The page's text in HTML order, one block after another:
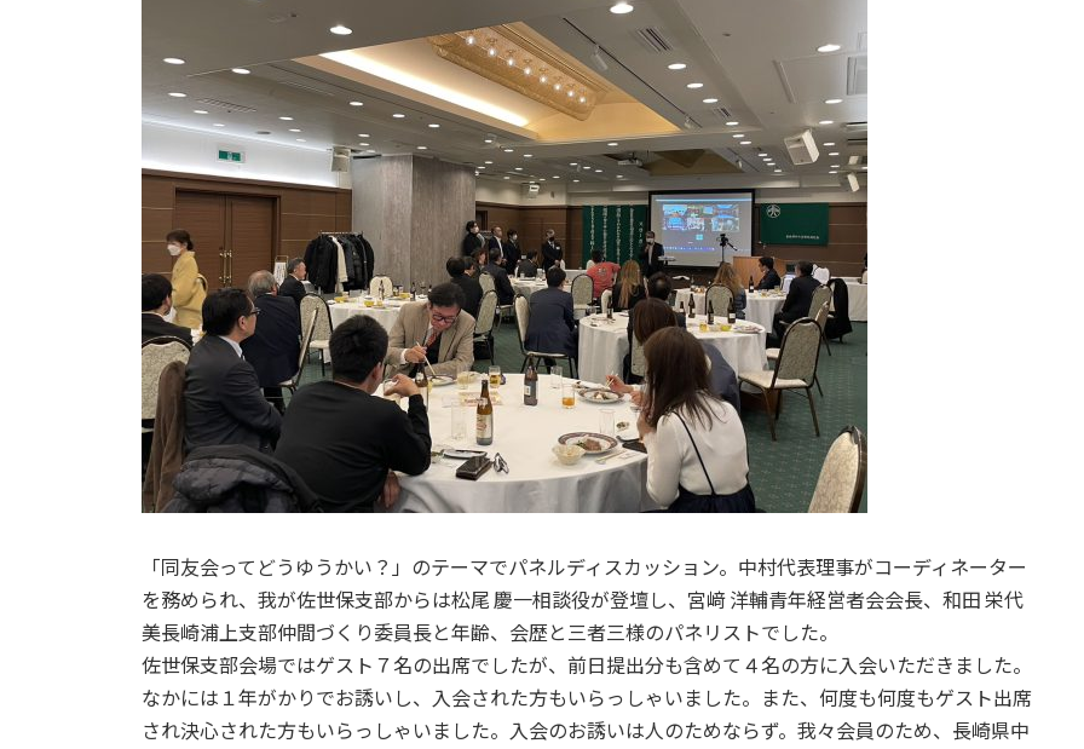
「同友会ってどうゆうかい？」のテーマでパネルディスカッション。中村代表理事がコーディネーター
を務められ、我が佐世保支部からは松尾 慶一相談役が登壇し、宮﨑 洋輔青年経営者会会長、和田 栄代
美長崎浦上支部仲間づくり委員長と年齢、会歴と三者三様のパネリストでした。
佐世保支部会場ではゲスト７名の出席でしたが、前日提出分も含めて４名の方に入会いただきました。
なかには１年がかりでお誘いし、入会された方もいらっしゃいました。また、何度も何度もゲスト出席
され決心された方もいらっしゃいました。入会のお誘いは人のためならず。我々会員のため、長崎県中